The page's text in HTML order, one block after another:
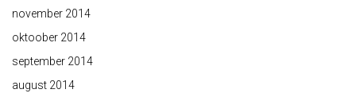
november 2014
oktoober 2014
september 2014
august 2014